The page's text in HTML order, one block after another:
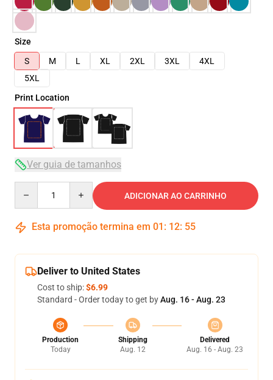
Size
S
M L XL 2XL 3XL
4XL
5XL
Print Location
Ver guia de tamanhos
ADICIONAR AO CARRINHO
Esta promoção termina em 01 : 12: 54
Deliver to United States
Cost to ship:$6.99
Standard - Order today to get byAug. 16 - Aug. 23
Production
Today
Shipping
Aug. 12
Delivered
Aug. 16 - Aug. 23